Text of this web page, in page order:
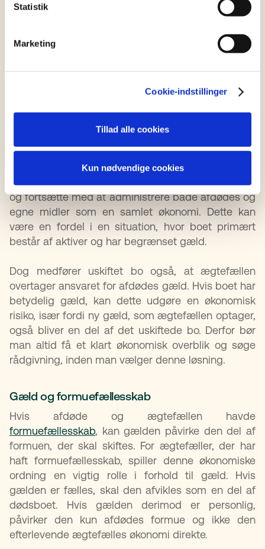
Statistik
Marketing
Cookie-indstillinger
Tillad alle cookies
Kun nødvendige cookies
inden man vælger privat skifte.
Gæld ved uskiftet dødsbo
afdødes formue. Det indebærer, at ægtefællen
gæld, som optages i boet. Det kan være risikabelt,
Uskiftet bo giver en efterlevende ægtefælle
mulighed for at udskyde fordelingen af dødsboet
og fortsætte med at administrere både afdødes og
egne midler som en samlet økonomi. Dette kan
være en fordel i en situation, hvor boet primært
består af aktiver og har begrænset gæld.
Dog medfører uskiftet bo også, at ægtefællen
overtager ansvaret for afdødes gæld. Hvis boet har
betydelig gæld, kan dette udgøre en økonomisk
risiko, især fordi ny gæld, som ægtefællen optager,
også bliver en del af det uskiftede bo. Derfor bør
man altid få et klart økonomisk overblik og søge
rådgivning, inden man vælger denne løsning.
Gæld og formuefællesskab
Hvis afdøde og ægtefællen havde
formuefællesskab, kan gælden påvirke den del af
formuen, der skal skiftes. For ægtefæller, der har
haft formuefællesskab, spiller denne økonomiske
ordning en vigtig rolle i forhold til gæld. Hvis
gælden er fælles, skal den afvikles som en del af
dødsboet. Hvis gælden derimod er personlig,
påvirker den kun afdødes formue og ikke den
efterlevende ægtefælles økonomi direkte.